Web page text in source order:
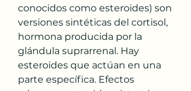
conocidos como esteroides) son
versiones sintéticas del cortisol,
hormona producida por la
glándula suprarrenal. Hay
esteroides que actúan en una
parte específica. Efectos